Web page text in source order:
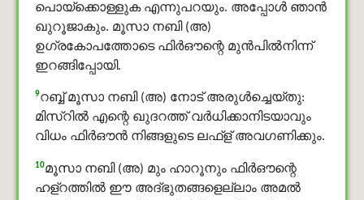
പൊയ്‌ക്കൊള്ളുക എന്നുപറയും. അപ്പോള്‍ ഞാന്‍
ഖുറൂജാകും. മൂസാ നബി (അ)
ഉഗ്രകോപത്തോടെ ഫിർഔന്റെ മുന്‍പില്‍നിന്ന്
ഇറങ്ങിപ്പോയി.
9റബ്ബ് മൂസാ നബി (അ) നോട് അരുൾച്ചെയ്തു:
മിസ്റില്‍ എന്റെ ഖുദറത്ത് വര്‍ധിക്കാനിടയാവും
വിധം ഫിർഔൻ നിങ്ങളുടെ ലഫ്ള് അവഗണിക്കും.
10മൂസാ നബി (അ) മും ഹാറൂനും ഫിർഔന്റെ
ഹള്റത്തിൽ ഈ അദ്ഭുതങ്ങളെല്ലാം അമൽ